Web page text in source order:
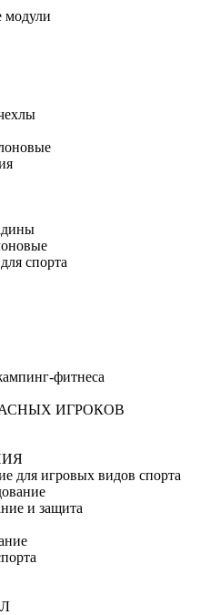
модули
спорта
фитнеса
ИГРОКОВ
для игровых видов спорта
и защита